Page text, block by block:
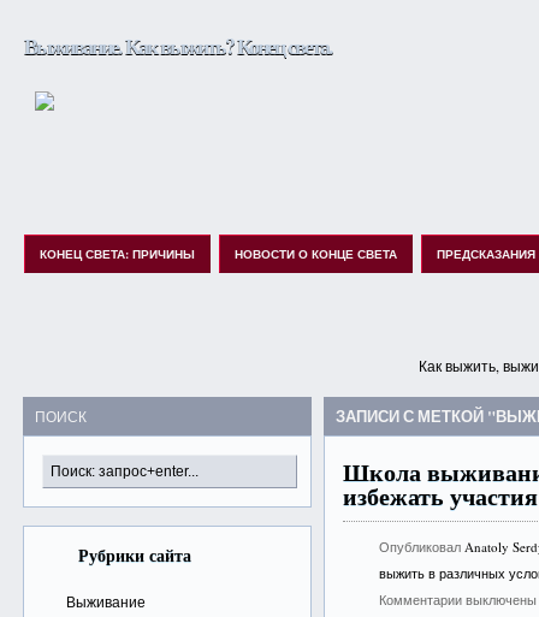
Выживание. Как выжить? Конец света.
КОНЕЦ СВЕТА: ПРИЧИНЫ НОВОСТИ О КОНЦЕ СВЕТА ПРЕДСКАЗАНИЯ
Как выжить,
ПОИСК
Рубрики сайта
Выживание
ЗАПИСИ С МЕТКОЙ
Школа
избежать участия
ОпубликовалAnatoly
выжить в различных
Комментарии выключены